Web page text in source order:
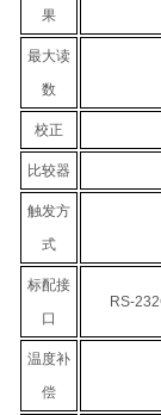
果
最大读
数
校正
比较器
触发方
式
标配接
口
RS-
温度补
偿